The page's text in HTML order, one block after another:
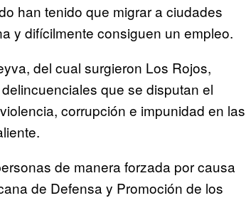
han tenido que migrar a ciudades
y difícilmente consiguen un empleo.
del cual surgieron Los Rojos,
que se disputan el
corrupción e impunidad en las
de manera forzada por causa
de Defensa y Promoción de los